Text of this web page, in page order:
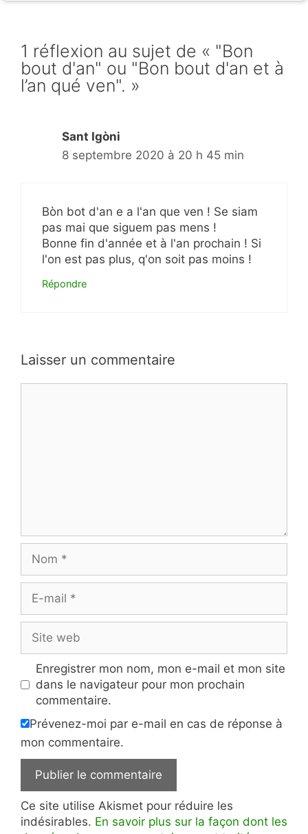
1 réflexion au sujet de « "Bon
bout d'an" ou "Bon bout d'an et à
l’an qué ven". »
Sant Igòni
8 septembre 2020 à 20 h 45 min
Bòn bot d'an e a l'an que ven ! Se siam
pas mai que siguem pas mens !
Bonne fin d'année et à l'an prochain ! Si
l'on est pas plus, q'on soit pas moins !
Répondre
Laisser un commentaire
mail
web
Enregistrer mon nom, mon e-mail et mon site
dans le navigateur pour mon prochain
commentaire.
Prévenez-moi par e-mail en cas de réponse à
mon commentaire.
Ce site utilise Akismet pour réduire les
indésirables. En savoir plus sur la façon dont les